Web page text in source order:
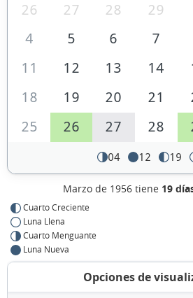
26 27 28 29
4
5 6 7
11
12 13 14
18
19 20 21
25
26 27 28
04 12 19
Marzo de 1956 tiene 19
Cuarto Creciente
Luna Llena
Cuarto Menguante
Luna Nueva
Opciones de